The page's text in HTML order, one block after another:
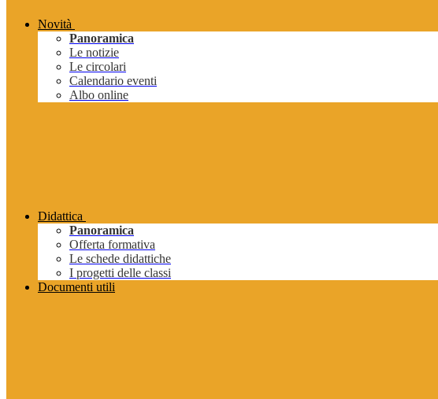
Novità
Panoramica
Le notizie
Le circolari
Calendario eventi
Albo online
Didattica
Panoramica
Offerta formativa
Le schede didattiche
I progetti delle classi
Documenti utili